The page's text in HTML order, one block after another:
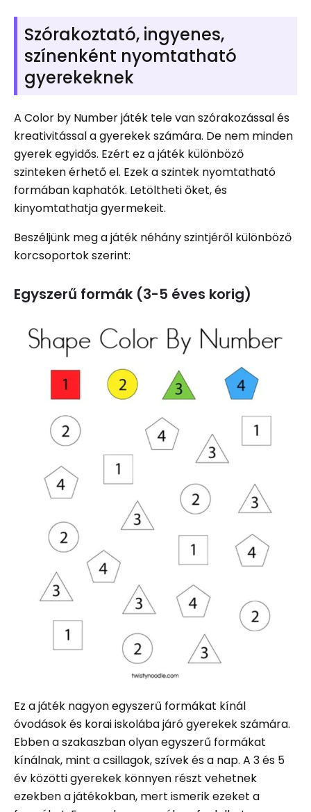
Szórakoztató, ingyenes,
színenként nyomtatható
gyerekeknek
A Color by Number játék tele van szórakozással és
kreativitással a gyerekek számára. De nem minden
gyerek egyidős. Ezért ez a játék különböző
szinteken érhető el. Ezek a szintek nyomtatható
formában kaphatók. Letöltheti őket, és
kinyomtathatja gyermekeit.
Beszéljünk meg a játék néhány szintjéről különböző
korcsoportok szerint:
Egyszerű formák (3-5 éves korig)
Ez a játék nagyon egyszerű formákat kínál
óvodások és korai iskolába járó gyerekek számára.
Ebben a szakaszban olyan egyszerű formákat
kínálnak, mint a csillagok, szívek és a nap. A 3 és 5
év közötti gyerekek könnyen részt vehetnek
ezekben a játékokban, mert ismerik ezeket a